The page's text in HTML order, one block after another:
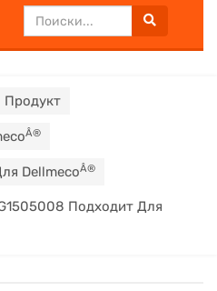
Продукт
Â®
DellmecoÂ®
Подходит Для